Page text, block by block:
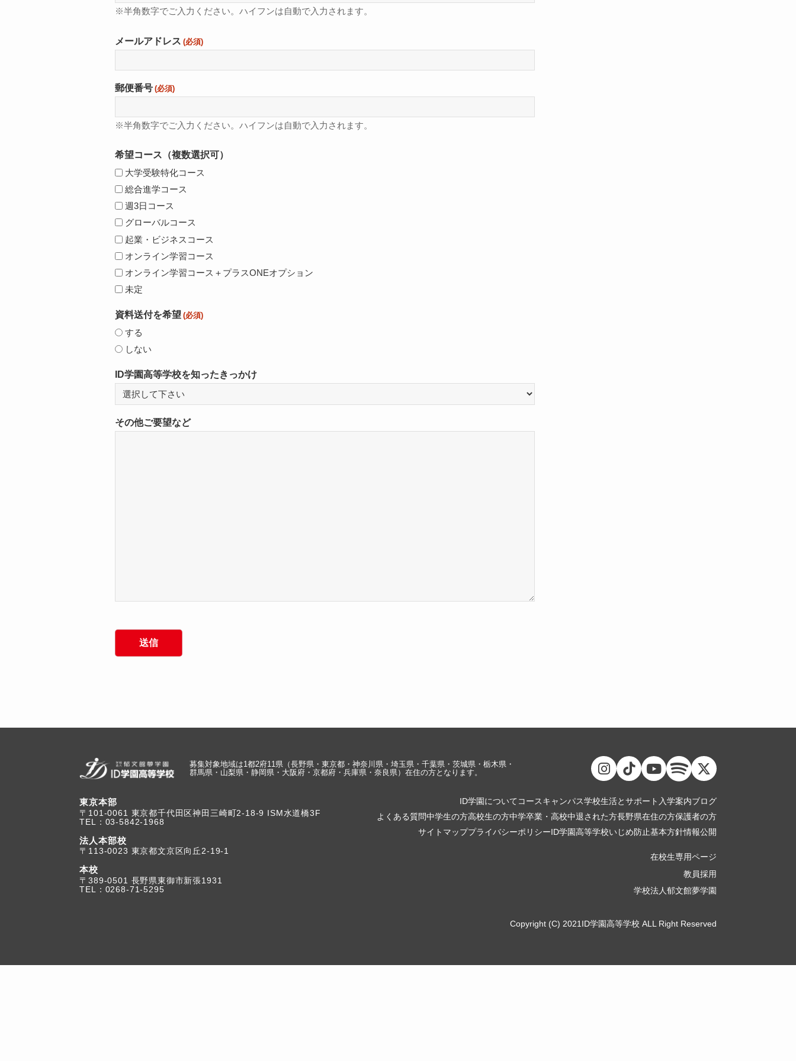
※半角数字でご入力ください。ハイフンは自動で入力されます。
メールアドレス (必須)
郵便番号 (必須)
※半角数字でご入力ください。ハイフンは自動で入力されます。
希望コース（複数選択可）
大学受験特化コース
総合進学コース
週3日コース
グローバルコース
起業・ビジネスコース
オンライン学習コース
オンライン学習コース＋プラスONEオプション
未定
資料送付を希望 (必須)
する
しない
ID学園高等学校を知ったきっかけ
その他ご要望など
募集対象地域は1都2府11県（長野県・東京都・神奈川県・埼玉県・千葉県・茨城県・栃木県・
群馬県・山梨県・静岡県・大阪府・京都府・兵庫県・奈良県）在住の方となります。
東京本部
TEL：03-5842-1968
法人本部校
〒113-0023 東京都文京区向丘2-19-1
本校
TEL：0268-71-5295
ID学園について コース キャンパス学校生活とサポート 入学案内ブログ
よくある質問中学生の方高校生の方中学卒業・高校中退された方長野県在住の方保護者の方
サイトマッププライバシーポリシー ID学園高等学校いじめ防止基本方針情報公開
在校生専用ページ
教員採用
学校法人郁文館夢学園
Copyright (C) 2021ID学園高等学校 ALL Right Reserved